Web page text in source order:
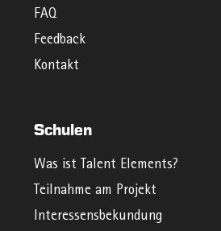
FAQ
Feedback
Kontakt
Schulen
Was ist Talent Elements?
Teilnahme am Projekt
Interessensbekundung